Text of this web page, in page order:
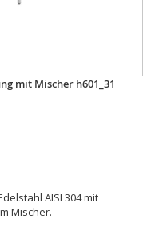
mit Mischer h601_31
AISI 304 mit
Mischer.